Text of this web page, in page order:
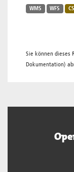
WMS WFS
Sie können dieses
Dokumentation)